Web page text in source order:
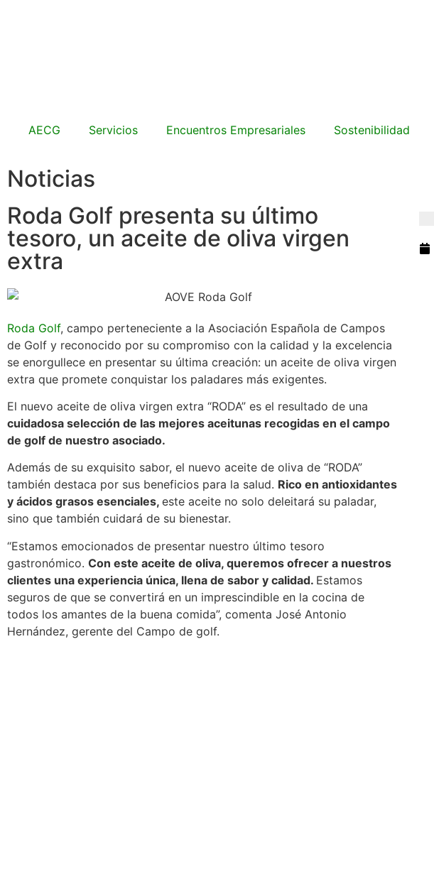
AECG Servicios Encuentros Empresariales Sostenibilidad
Noticias
Roda Golf presenta su último
tesoro, un aceite de oliva virgen
extra
Roda Golf, campo perteneciente a la Asociación Española de Campos
de Golf y reconocido por su compromiso con la calidad y la excelencia
se enorgullece en presentar su última creación: un aceite de oliva virgen
extra que promete conquistar los paladares más exigentes.
El nuevo aceite de oliva virgen extra “RODA” es el resultado de una
cuidadosa selección de las mejores aceitunas recogidas en el campo
de golf de nuestro asociado.
Además de su exquisito sabor, el nuevo aceite de oliva de “RODA”
también destaca por sus beneficios para la salud. Rico en antioxidantes
y ácidos grasos esenciales, este aceite no solo deleitará su paladar,
sino que también cuidará de su bienestar.
“Estamos emocionados de presentar nuestro último tesoro
gastronómico. Con este aceite de oliva, queremos ofrecer a nuestros
clientes una experiencia única, llena de sabor y calidad. Estamos
seguros de que se convertirá en un imprescindible en la cocina de
todos los amantes de la buena comida”, comenta José Antonio
Hernández, gerente del Campo de golf.